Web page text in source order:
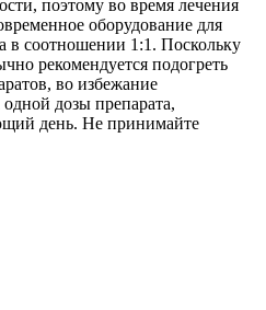
поэтому во время лечения
оборудование для
в соотношении 1:1. Поскольку
рекомендуется подогреть
во избежание
дозы препарата,
день. Не принимайте